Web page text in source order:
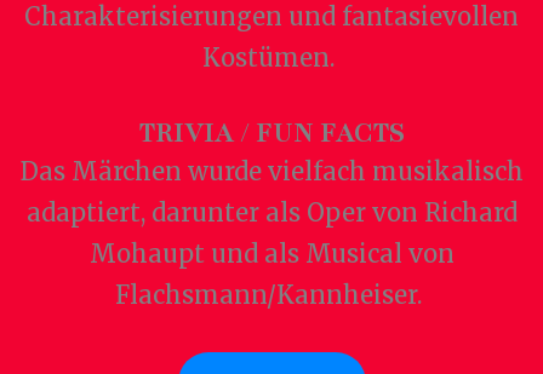
Charakterisierungen und fantasievollen
Kostümen.
TRIVIA / FUN FACTS
Das Märchen wurde vielfach musikalisch
adaptiert, darunter als Oper von Richard
Mohaupt und als Musical von
Flachsmann/Kannheiser.